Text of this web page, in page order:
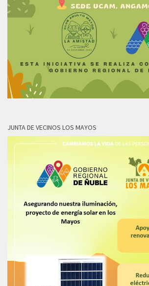
JUNTA DE VECINOS LOS MAYOS